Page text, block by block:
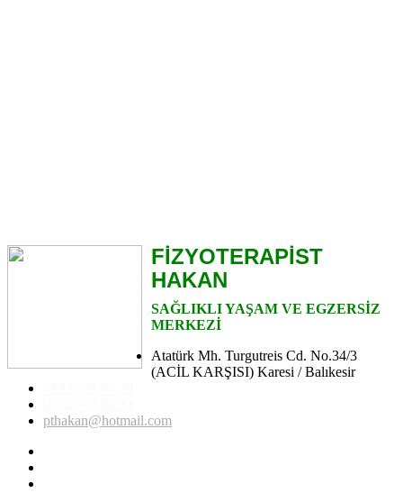
FİZYOTERAPİST
HAKAN
SAĞLIKLI YAŞAM VE EGZERSİZ
MERKEZİ
Atatürk Mh. Turgutreis Cd. No.34/3
(ACİL KARŞISI) Karesi / Balıkesir
pthakan@hotmail.com